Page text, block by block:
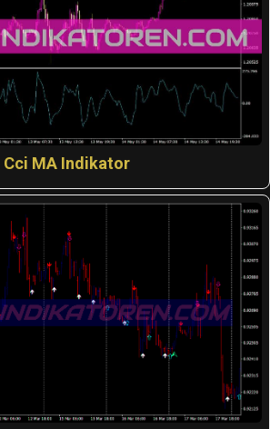
Cci MA Indikator